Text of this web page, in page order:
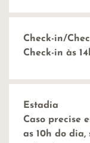
Check-in/
Check-in às
Estadia
Caso precise
as 10h do